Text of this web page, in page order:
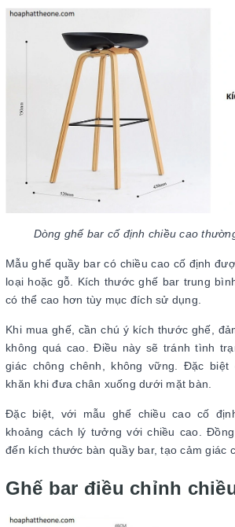
Dòng ghế bar cố định chiều cao
Mẫu ghế quầy bar có chiều cao cố định
loại hoặc gỗ. Kích thước ghế bar trung
có thể cao hơn tùy mục đích sử dụng.
Khi mua ghế, cần chú ý kích thước ghế,
không quá cao. Điều này sẽ tránh tình
giác chông chênh, không vững. Đặc biệt
khăn khi đưa chân xuống dưới mặt bàn.
Đặc biệt, với mẫu ghế chiều cao cố
khoảng cách lý tưởng với chiều cao.
đến kích thước bàn quầy bar, tạo cảm giác
Ghế bar điều chỉnh